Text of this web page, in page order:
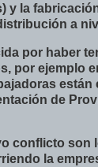
y la
a
por haber
por ejemplo
están
de
conflicto son
la